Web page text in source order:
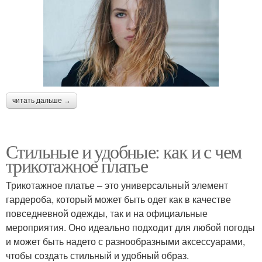
читать дальше →
Стильные и удобные: как и с чем
трикотажное платье
Трикотажное платье – это универсальный элемент
гардероба, который может быть одет как в качестве
повседневной одежды, так и на официальные
мероприятия. Оно идеально подходит для любой погоды
и может быть надето с разнообразными аксессуарами,
чтобы создать стильный и удобный образ.